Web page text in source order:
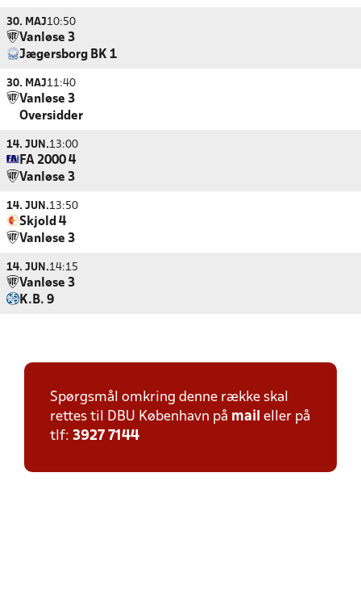
30. MAJ10:50
Vanløse 3
Jægersborg BK 1
30. MAJ11:40
Vanløse 3
Oversidder
14. JUN.13:00
FA 2000 4
Vanløse 3
14. JUN.13:50
Skjold 4
Vanløse 3
14. JUN.14:15
Vanløse 3
K.B. 9
Spørgsmål omkring denne række skal
rettes til DBU København på mail eller på
tlf: 3927 7144